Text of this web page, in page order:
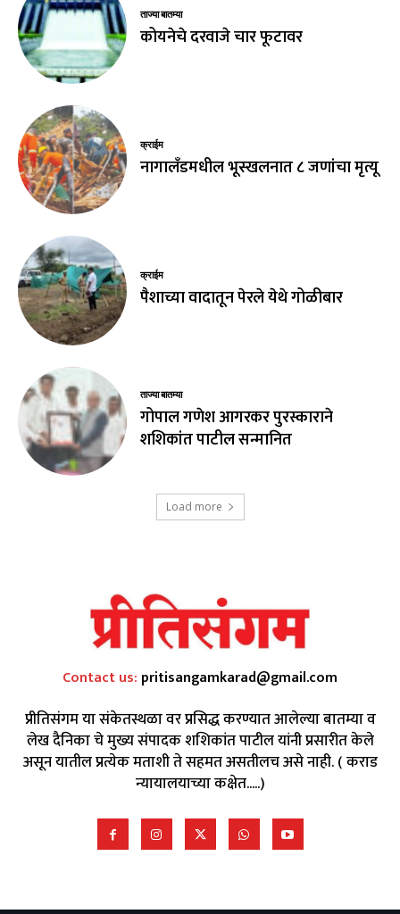
ताज्या बातम्या
कोयनेचे दरवाजे चार फूटावर
क्राईम
नागालँडमधील भूस्खलनात ८ जणांचा मृत्यू
क्राईम
पैशाच्या वादातून पेरले येथे गोळीबार
ताज्या बातम्या
गोपाल गणेश आगरकर पुरस्काराने
शशिकांत पाटील सन्मानित
Load more
Contact us: pritisangamkarad@gmail.com
प्रीतिसंगम या संकेतस्थळा वर प्रसिद्ध करण्यात आलेल्या बातम्या व
लेख दैनिका चे मुख्य संपादक शशिकांत पाटील यांनी प्रसारीत केले
असून यातील प्रत्येक मताशी ते सहमत असतीलच असे नाही. ( कराड
न्यायालयाच्या कक्षेत.....)